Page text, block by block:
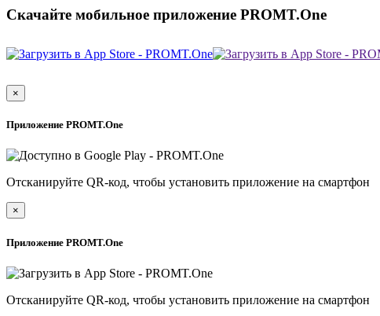
Скачайте мобильное приложение PROMT.One
×
Приложение PROMT.One
Отсканируйте QR-код, чтобы установить приложение на смартфон
×
Приложение PROMT.One
Отсканируйте QR-код, чтобы установить приложение на смартфон